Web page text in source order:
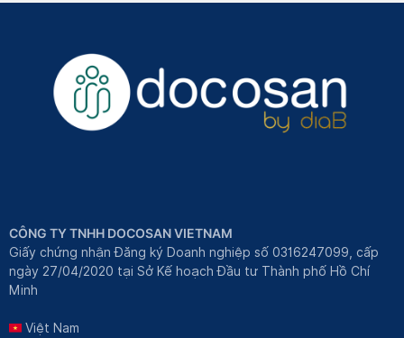
CÔNG TY TNHH DOCOSAN VIETNAM
Giấy chứng nhận Đăng ký Doanh nghiệp số 0316247099, cấp
ngày 27/04/2020 tại Sở Kế hoạch Đầu tư Thành phố Hồ Chí
Minh
Việt Nam